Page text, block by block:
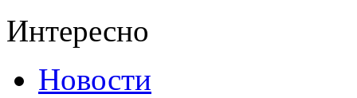
Интересно
Новости